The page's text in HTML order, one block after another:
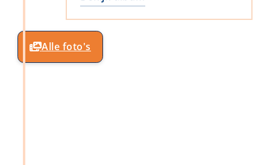
Alle foto's